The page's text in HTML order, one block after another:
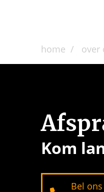
home over
Kom
Bel